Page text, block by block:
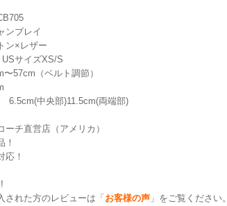
ンブレイ
ン×レザー
サイズXS/S
57cm（ベルト調節）
中央部)11.5cm(両端部)
ーチ直営店（アメリカ）
！
応！
された方のレビューは「 お客様の声 」をご覧ください。